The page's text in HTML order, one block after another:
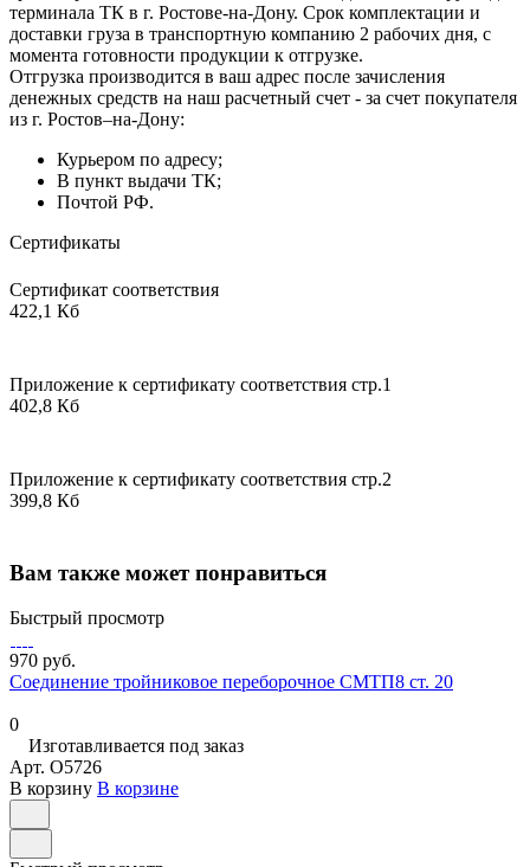
терминала ТК в г. Ростове-на-Дону. Срок комплектации и
доставки груза в транспортную компанию 2 рабочих дня, с
момента готовности продукции к отгрузке.
Отгрузка производится в ваш адрес после зачисления
денежных средств на наш расчетный счет - за счет покупателя
из г. Ростов–на-Дону:
Курьером по адресу;
В пункт выдачи ТК;
Почтой РФ.
Сертификаты
Сертификат соответствия
422,1 Кб
Приложение к сертификату соответствия стр.1
402,8 Кб
Приложение к сертификату соответствия стр.2
399,8 Кб
Вам также может понравиться
Быстрый просмотр
970 руб.
Соединение тройниковое переборочное СМТП8 ст. 20
0
Изготавливается под заказ
Арт. O5726
В корзину В корзине